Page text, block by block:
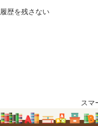
履歴を残さない
スマ